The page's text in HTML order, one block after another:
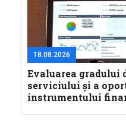
18.08.2026
Evaluarea gradului
serviciului și a
instrumentului